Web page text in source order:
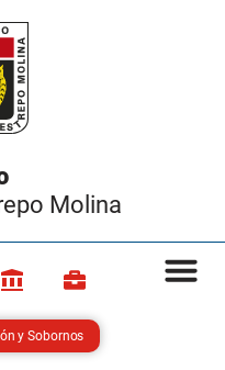
Molina
y Sobornos